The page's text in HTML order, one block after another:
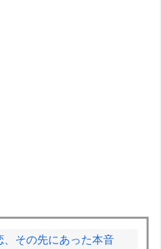
、その先にあった本音